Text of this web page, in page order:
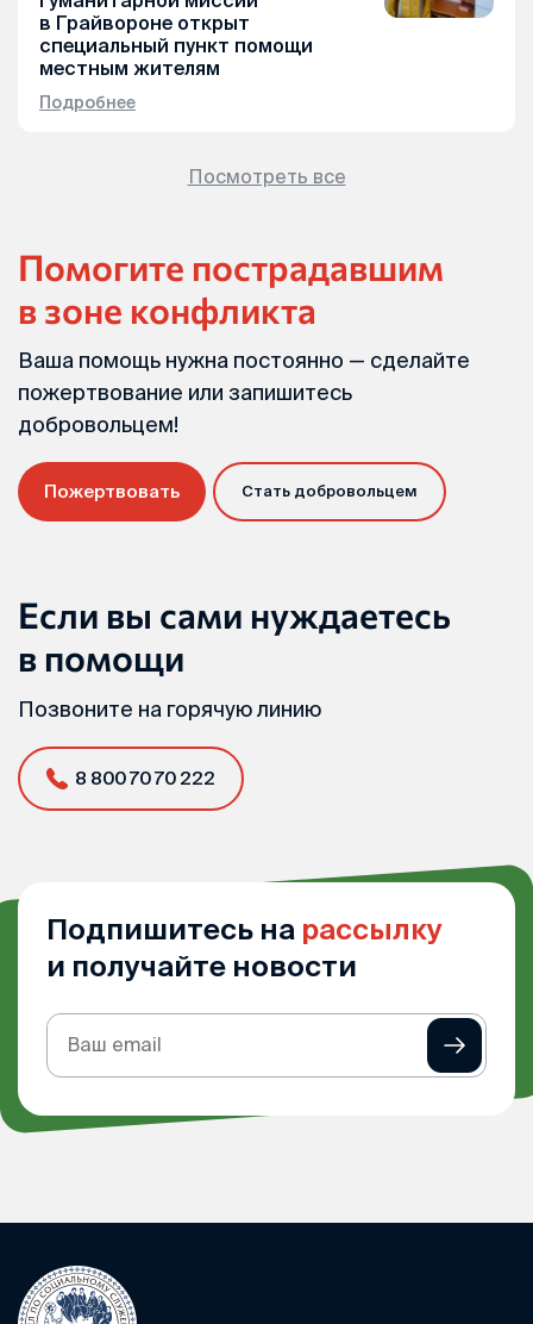
в Грайвороне открыт
специальный пункт помощи
местным жителям
Подробнее
Посмотреть все
Помогите пострадавшим
в зоне конфликта
Ваша помощь нужна постоянно — сделайте
пожертвование или запишитесь
добровольцем!
Пожертвовать Стать добровольцем
Если вы сами нуждаетесь
в помощи
Позвоните на горячую линию
8 800 70 70 222
Подпишитесь на рассылку
и получайте новости
Подписка